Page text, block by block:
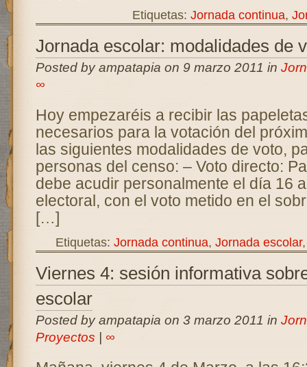
Etiquetas: Jornada continua,
Jornada escolar: modalidades de
Posted by ampatapia on 9 marzo 2011 in
∞
Hoy empezaréis a recibir las
necesarios para la votación del
las siguientes modalidades de voto,
personas del censo: – Voto directo:
debe acudir personalmente el día 16
electoral, con el voto metido en el
[…]
Etiquetas: Jornada continua, Jornada escolar
Viernes 4: sesión informativa
escolar
Posted by ampatapia on 3 marzo 2011 in
Proyectos
∞